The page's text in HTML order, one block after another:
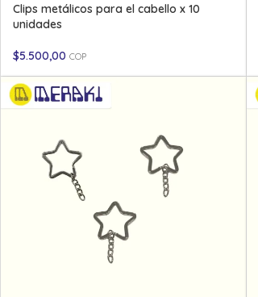
Clips metálicos para el cabello x 10
unidades
$5.500,00 COP